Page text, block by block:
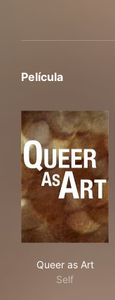
Película
Queer as Art
Self